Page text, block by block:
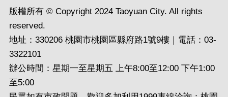
版權所有 © Copyright 2024 Taoyuan City. All rights
reserved.
地址：330206 桃園市桃園區縣府路1號9樓｜電話：03-
3322101
辦公時間：星期一至星期五 上午8:00至12:00 下午1:00
至5:00